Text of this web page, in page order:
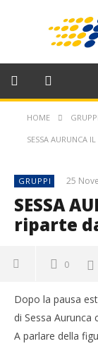
HOME GRUPPI
SESSA AURUNCA
GRUPPI 25
SESSA
riparte
0
Dopo la pausa
di Sessa
A parlare della